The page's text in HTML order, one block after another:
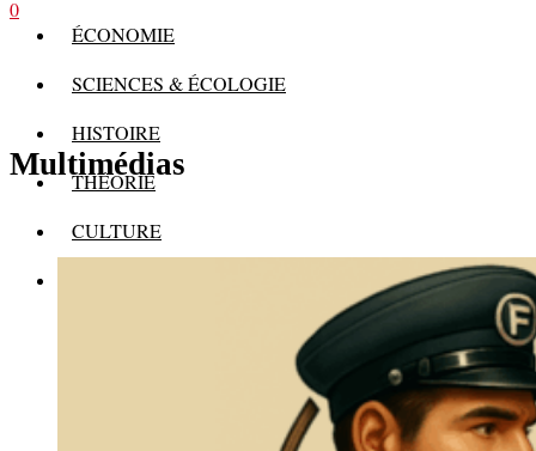
ÉCONOMIE
SCIENCES & ÉCOLOGIE
HISTOIRE
THÉORIE
CULTURE
0
Multimédias